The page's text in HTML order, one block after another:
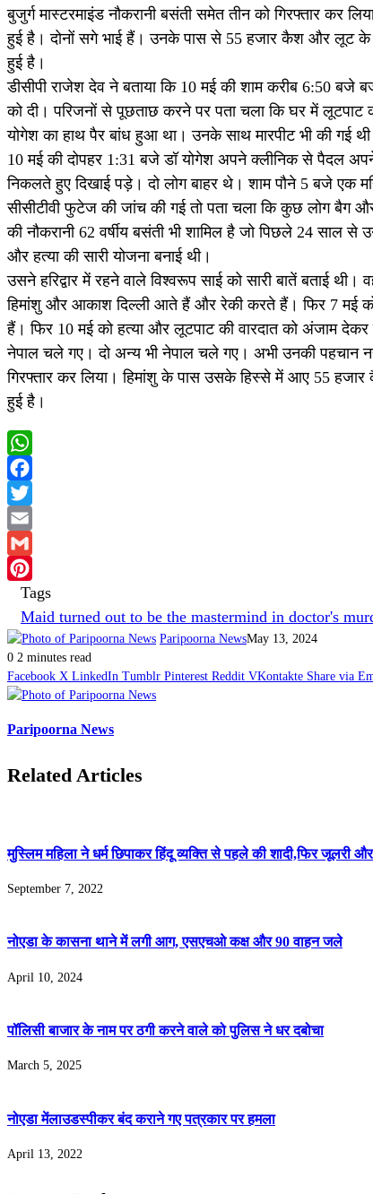
बुजुर्ग मास्टरमाइंड नौकरानी बसंती समेत तीन को गिरफ्तार कर
हुई है। दोनों सगे भाई हैं। उनके पास से 55 हजार कैश और लूट के
हुई है।
डीसीपी राजेश देव ने बताया कि 10 मई की शाम करीब 6:50 बजे
को दी। परिजनों से पूछताछ करने पर पता चला कि घर में लूटपाट
योगेश का हाथ पैर बांध हुआ था। उनके साथ मारपीट भी की गई
10 मई की दोपहर 1:31 बजे डॉ योगेश अपने क्लीनिक से पैदल
निकलते हुए दिखाई पड़े। दो लोग बाहर थे। शाम पौने 5 बजे एक
सीसीटीवी फुटेज की जांच की गई तो पता चला कि कुछ लोग बैग
की नौकरानी 62 वर्षीय बसंती भी शामिल है जो पिछले 24 साल
और हत्या की सारी योजना बनाई थी।
उसने हरिद्वार में रहने वाले विश्वरूप साई को सारी बातें बताई
हिमांशु और आकाश दिल्ली आते हैं और रेकी करते हैं। फिर 7 मई
हैं। फिर 10 मई को हत्या और लूटपाट की वारदात को अंजाम
नेपाल चले गए। दो अन्य भी नेपाल चले गए। अभी उनकी पहचान
गिरफ्तार कर लिया। हिमांशु के पास उसके हिस्से में आए 55
हुई है।
WhatsApp
Facebook
Twitter
Email
Gmail
Pinterest
Tags
Maid turned out to be the mastermind in doctor's
Paripoorna NewsMay 13, 2024
0 2 minutes read
Facebook X LinkedIn Tumblr Pinterest Reddit VKontakte Share via
Paripoorna News
Related Articles
मुस्लिम महिला ने धर्म छिपाकर हिंदू व्यक्ति से पहले की शादी,फिर जूलरी
September 7, 2022
नोएडा के कासना थाने में लगी आग, एसएचओ कक्ष और 90 वाहन जले
April 10, 2024
पॉलिसी बाजार के नाम पर ठगी करने वाले को पुलिस ने धर दबोचा
March 5, 2025
नोएडा मेंलाउडस्‍पीकर बंद कराने गए पत्रकार पर हमला
April 13, 2022